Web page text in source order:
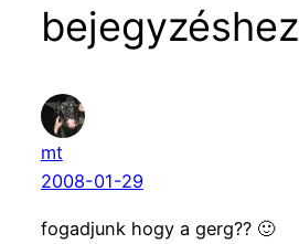
bejegyzéshez
mt
2008-01-29
fogadjunk hogy a gerg?? 🙂